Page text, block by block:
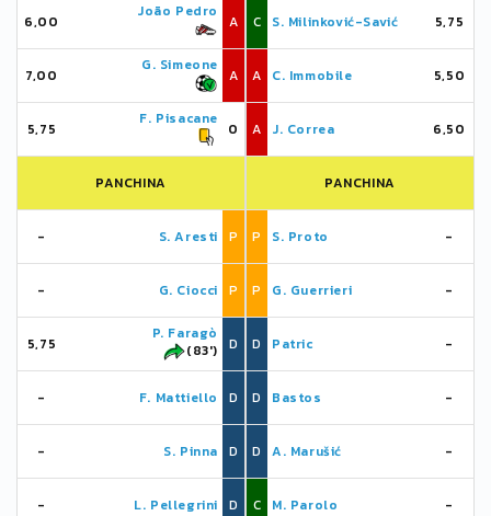
6,00
João Pedro
A
7,00
G. Simeone
A
5,75
F. Pisacane
0
PANCHINA
- S. Aresti P
- G. Ciocci P
5,75
P. Faragò
(83')
D
- F. Mattiello D
- S. Pinna D
- L. Pellegrini D
C S. Milinković-Savić 5,75
A C. Immobile 5,50
A J. Correa 6,50
PANCHINA
P S. Proto -
P G. Guerrieri -
D Patric -
D Bastos -
D A. Marušić -
C M. Parolo -